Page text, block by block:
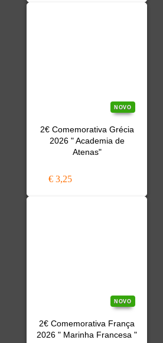
NOVO
2€ Comemorativa Grécia
2026 " Academia de
Atenas"
€ 3,25
NOVO
2€ Comemorativa França
2026 " Marinha Francesa "